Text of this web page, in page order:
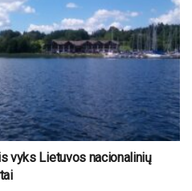
vyks Lietuvos nacionalinių